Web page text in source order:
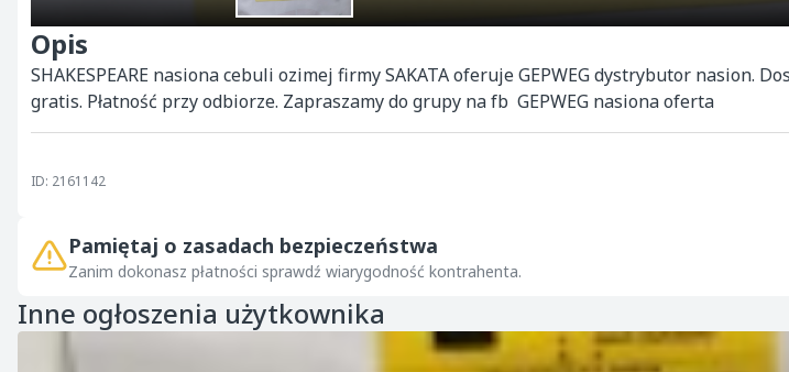
Opis
SHAKESPEARE nasiona cebuli ozimej firmy SAKATA oferuje GEPWEG dystrybutor nasion.
gratis. Płatność przy odbiorze. Zapraszamy do grupy na fb  GEPWEG nasiona oferta
ID: 2161142
Pamiętaj o zasadach bezpieczeństwa
Zanim dokonasz płatności sprawdź wiarygodność kontrahenta.
Inne ogłoszenia użytkownika